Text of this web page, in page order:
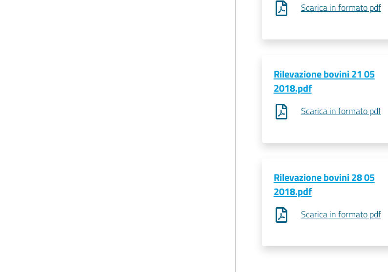
Scarica in formato pdf
Rilevazione bovini 21 05
2018.pdf
Scarica in formato pdf
Rilevazione bovini 28 05
2018.pdf
Scarica in formato pdf